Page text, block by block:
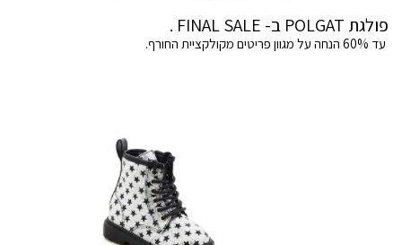
פולגת POLGAT ב- FINAL SALE .
עד 60% הנחה על מגוון פריטים מקולקציית החורף.